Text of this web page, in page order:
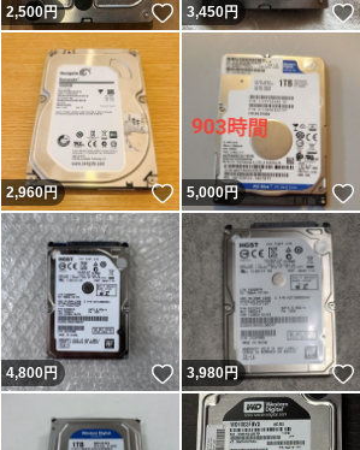
いいね！
2,500円 いいね！
3,450円
いいね！
2,960円 いいね！
5,000円
いいね！
4,800円 いいね！
3,980円